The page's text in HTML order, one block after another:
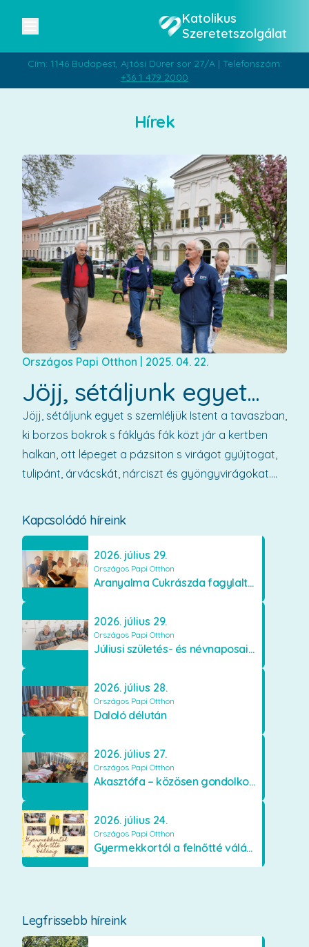
Katolikus
Szeretetszolgálat
Cím: 1146 Budapest, Ajtósi Dürer sor 27/A | Telefonszám:
+36 1 479 2000
Hírek
Kapcsolódó híreink
2026. július 29.
Országos Papi Otthon
Aranyalma Cukrászda fagylaltos meglepetés
2026. július 29.
Országos Papi Otthon
Júliusi születés- és névnaposaink
2026. július 28.
Országos Papi Otthon
Daloló délután
2026. július 27.
Országos Papi Otthon
Akasztófa – közösen gondolkodva
2026. július 24.
Országos Papi Otthon
Gyermekkortól a felnőtté válásig
Legfrissebb híreink
Országos Papi Otthon | 2025. 04. 22.
Jöjj, sétáljunk egyet...
Jöjj, sétáljunk egyet s szemléljük Istent a tavaszban,
ki borzos bokrok s fáklyás fák közt jár a kertben
halkan, ott lépeget a pázsiton s virágot gyújtogat,
tulipánt, árvácskát, nárciszt és gyöngyvirágokat....